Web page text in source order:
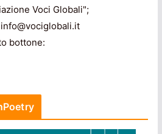
Voci Globali";
bottone: